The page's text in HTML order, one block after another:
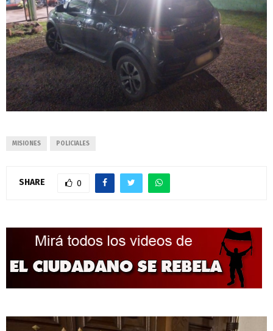
MISIONES POLICIALES
SHARE 0